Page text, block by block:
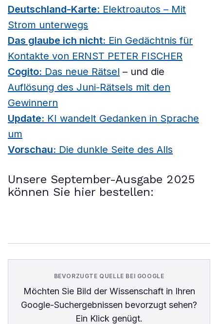
Deutschland-Karte: Elektroautos – Mit
Strom unterwegs
Das glaube ich nicht: Ein Gedächtnis für
Kontakte von ERNST PETER FISCHER
Cogito: Das neue Rätsel – und die
Auflösung des Juni-Rätsels mit den
Gewinnern
Update: KI wandelt Gedanken in Sprache
um
Vorschau: Die dunkle Seite des Alls
Unsere September-Ausgabe 2025
können Sie hier bestellen:
BEVORZUGTE QUELLE BEI GOOGLE
Möchten Sie Bild der Wissenschaftin Ihren
Google-Suchergebnissen bevorzugt sehen?
Ein Klick genügt.